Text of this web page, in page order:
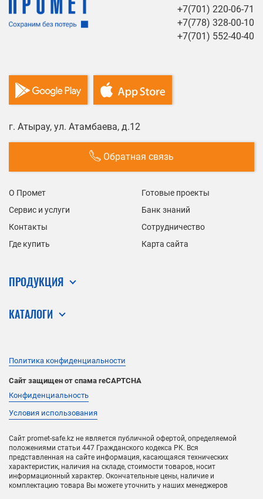
+7(701) 220-06-71
+7(778) 328-00-10
+7(701) 552-40-40
г. Атырау, ул. Атамбаева, д.12
Обратная связь
О Промет
Готовые проекты
Сервис и услуги
Банк знаний
Контакты
Сотрудничество
Где купить
Карта сайта
ПРОДУКЦИЯ
КАТАЛОГИ
Политика конфиденциальности
Сайт защищен от спама reCAPTCHA
Конфиденциальность
Условия использования
Сайт promet-safe.kz не является публичной офертой, определяемой
положениями статьи 447 Гражданского кодекса РК. Вся
представленная на сайте информация, касающаяся технических
характеристик, наличия на складе, стоимости товаров, носит
информационный характер. Окончательные цены, наличие и
комплектацию товара Вы можете уточнить у наших менеджеров